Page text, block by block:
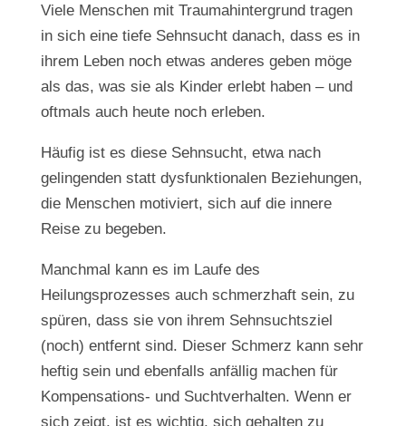
Viele Menschen mit Traumahintergrund tragen
in sich eine tiefe Sehnsucht danach, dass es in
ihrem Leben noch etwas anderes geben möge
als das, was sie als Kinder erlebt haben – und
oftmals auch heute noch erleben.
Häufig ist es diese Sehnsucht, etwa nach
gelingenden statt dysfunktionalen Beziehungen,
die Menschen motiviert, sich auf die innere
Reise zu begeben.
Manchmal kann es im Laufe des
Heilungsprozesses auch schmerzhaft sein, zu
spüren, dass sie von ihrem Sehnsuchtsziel
(noch) entfernt sind. Dieser Schmerz kann sehr
heftig sein und ebenfalls anfällig machen für
Kompensations- und Suchtverhalten. Wenn er
sich zeigt, ist es wichtig, sich gehalten zu